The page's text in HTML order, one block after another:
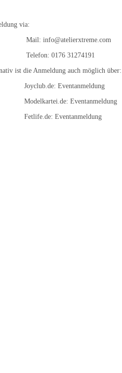
info@atelierxtreme.com
ist die Anmeldung auch möglich über:
Eventanmeldung
Eventanmeldung
Eventanmeldung